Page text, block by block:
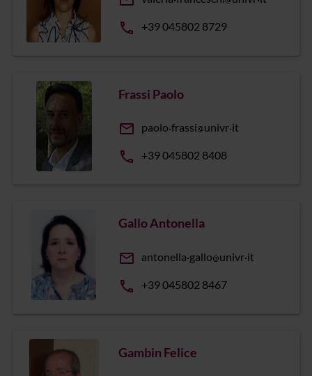
phone +39 045802 8729
Frassi Paolo
email paolo frassi univr it
phone +39 045802 8408
Gallo Antonella
email antonella gallo univr it
phone +39 045802 8467
Gambin Felice